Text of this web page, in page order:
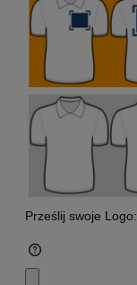
Prześlij swoje Logo: